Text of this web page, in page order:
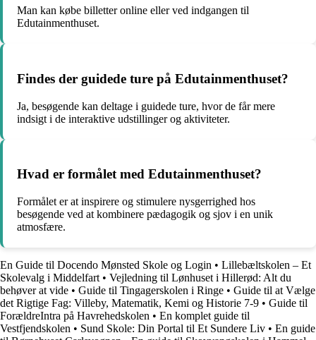
Man kan købe billetter online eller ved indgangen til
Edutainmenthuset.
Findes der guidede ture på Edutainmenthuset?
Ja, besøgende kan deltage i guidede ture, hvor de får mere
indsigt i de interaktive udstillinger og aktiviteter.
Hvad er formålet med Edutainmenthuset?
Formålet er at inspirere og stimulere nysgerrighed hos
besøgende ved at kombinere pædagogik og sjov i en unik
atmosfære.
En Guide til Docendo Mønsted Skole og Login • Lillebæltskolen – Et
Skolevalg i Middelfart • Vejledning til Lønhuset i Hillerød: Alt du
behøver at vide • Guide til Tingagerskolen i Ringe • Guide til at Vælge
det Rigtige Fag: Villeby, Matematik, Kemi og Historie 7-9 • Guide til
ForældreIntra på Havrehedskolen • En komplet guide til
Vestfjendskolen • Sund Skole: Din Portal til Et Sundere Liv • En guide